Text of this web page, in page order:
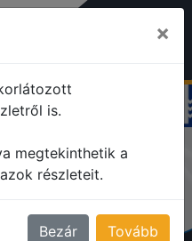
×
is.
megtekinthetik a
részleteit.
Bezár Tovább